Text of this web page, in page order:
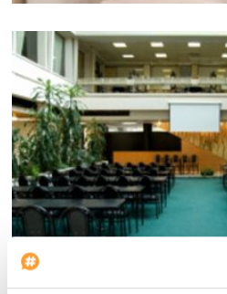
Photo Hotel Pliska SOFIA